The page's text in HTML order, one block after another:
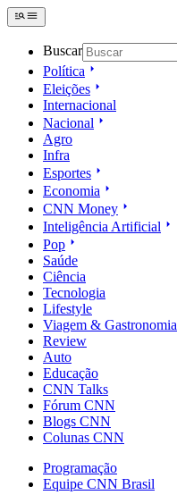
Buscar
Política
Eleições
Internacional
Nacional
Agro
Infra
Esportes
Economia
CNN Money
Inteligência Artificial
Pop
Saúde
Ciência
Tecnologia
Lifestyle
Viagem & Gastronomia
Review
Auto
Educação
CNN Talks
Fórum CNN
Blogs CNN
Colunas CNN
Programação
Equipe CNN Brasil